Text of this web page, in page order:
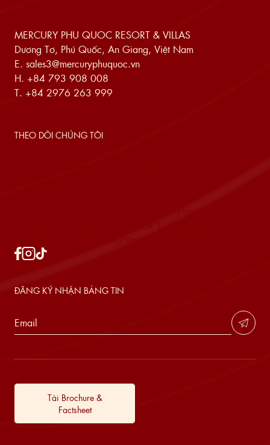
MERCURY PHU QUOC RESORT & VILLAS
Dương Tơ, Phú Quốc, An Giang, Việt Nam
E. sales3@mercuryphuquoc.vn
H. +84 793 908 008
T. +84 2976 263 999
THEO DÕI CHÚNG TÔI
ĐĂNG KÝ NHẬN BẢNG TIN
Tải Brochure &
Factsheet